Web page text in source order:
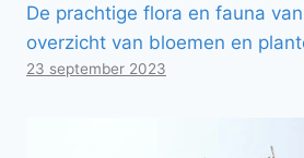
De prachtige flora en fauna
overzicht van bloemen en
23 september 2023